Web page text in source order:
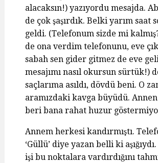
alacaksın!) yazıyordu mesajda.
de çok şaşırdık. Belki yarım saat
geldi. (Telefonum sizde mi
de ona verdim telefonunu, eve
sabah sen gider gitmez de eve
mesajımı nasıl okursun sürtük!)
saçlarıma asıldı, dövdü beni. O
aramızdaki kavga büyüdü.
beri bana rahat huzur
Annem herkesi kandırmıştı.
‘Güllü’ diye yazan belli ki
işi bu noktalara vardırdığını